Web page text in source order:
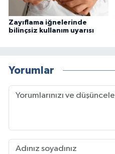
Zayıflama iğnelerinde
bilinçsiz kullanım uyarısı
Yorumlar